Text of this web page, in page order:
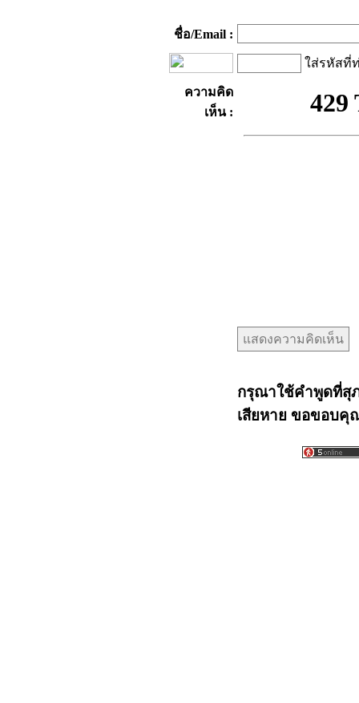
ชื่อ/Email :
ใส่รหัสที่
ความคิด
เห็น :
กรุณาใช้คำพูดที่สุ
เสียหาย ขอขอบคุ